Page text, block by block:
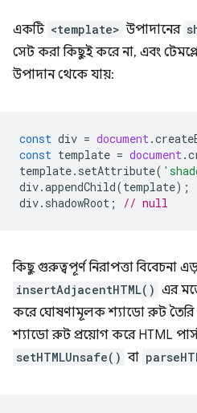
একটি <template> উপাদানের
সেট করা কিছুই করে না, এবং
উপাদান থেকে যায়:
const div = document.
const template = document.
template. setAttribute(
div.appendChild(template);
div. shadowRoot ; // null
কিছু গুরুত্বপূর্ণ নিরাপত্তা বিবেচনা
insertAdjacentHTML() এর
করে ঘোষণামূলক শ্যাডো রুট তৈরি
শ্যাডো রুট প্রয়োগ করে HTML
setHTMLUnsafe() বা